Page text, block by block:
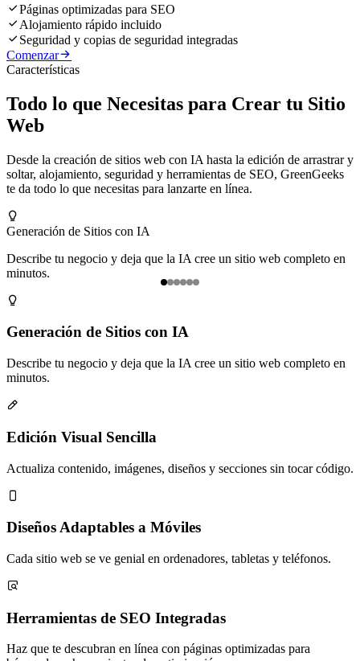
Páginas optimizadas para SEO
 Alojamiento rápido incluido
 Seguridad y copias de seguridad integradas
Comenzar
Características
Todo lo que Necesitas para Crear tu Sitio
Web
Desde la creación de sitios web con IA hasta la edición de arrastrar y
soltar, alojamiento, seguridad y herramientas de SEO, GreenGeeks
te da todo lo que necesitas para lanzarte en línea.

Generación de Sitios con IA
Describe tu negocio y deja que la IA cree un sitio web completo en
minutos.
Item
of

Generación de Sitios con IA
Describe tu negocio y deja que la IA cree un sitio web completo en
minutos.

Edición Visual Sencilla
Actualiza contenido, imágenes, diseños y secciones sin tocar código.

Diseños Adaptables a Móviles
Cada sitio web se ve genial en ordenadores, tabletas y teléfonos.

Herramientas de SEO Integradas
Haz que te descubran en línea con páginas optimizadas para